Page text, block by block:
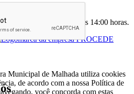
a sexta-feira, das 08:00 às 14:00 horas.
Municipal de Malhada utiliza cookies
de acordo com a nossa Política de
você concorda com estas